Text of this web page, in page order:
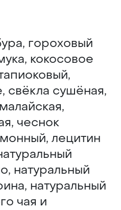
гороховый
кокосовое
свёкла сушёная,
чеснок
лецитин
натуральный
натуральный
чая и